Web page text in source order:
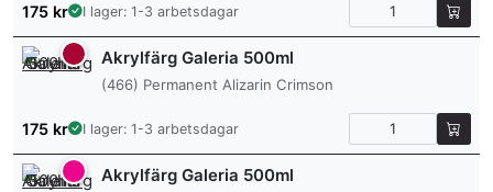
175 kr I lager: 1-3 arbetsdagar
Akrylfärg Galeria 500ml
(466) Permanent Alizarin Crimson
175 kr I lager: 1-3 arbetsdagar
Akrylfärg Galeria 500ml